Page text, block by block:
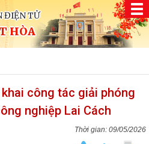
ĐIỆN TỬ
HÒA
công tác giải phóng
nghiệp Lai Cách
09/05/2026